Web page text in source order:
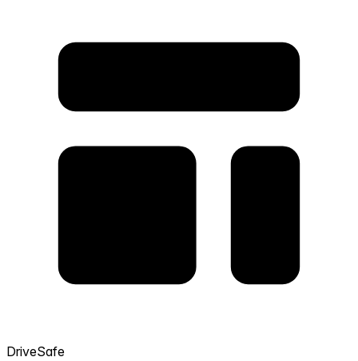
DriveSafe